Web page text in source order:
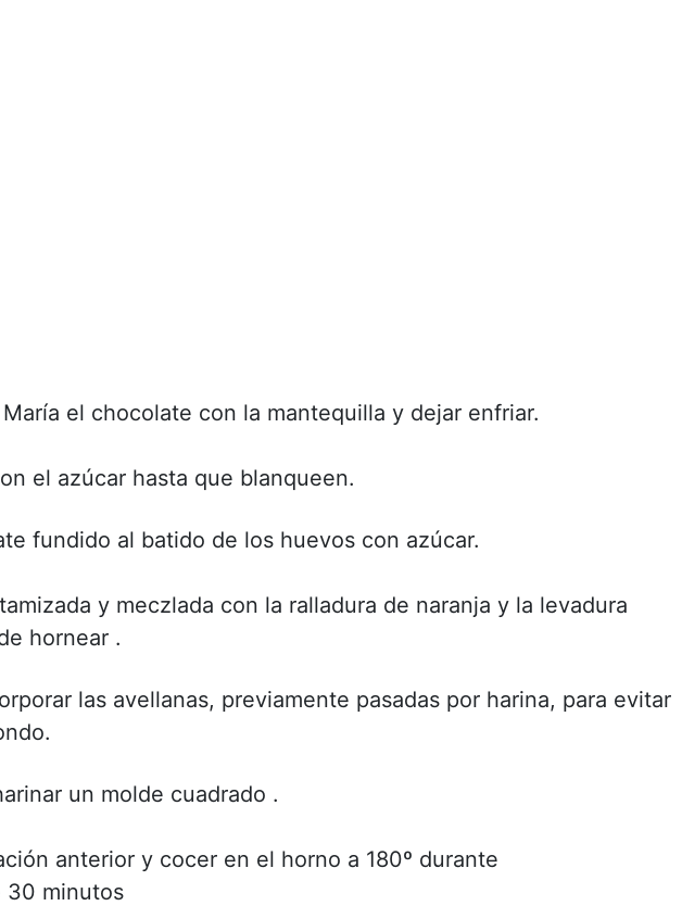
el chocolate con la mantequilla y dejar enfriar.
el azúcar hasta que blanqueen.
fundido al batido de los huevos con azúcar.
y meczlada con la ralladura de naranja y la levadura
hornear .
las avellanas, previamente pasadas por harina, para evitar
un molde cuadrado .
anterior y cocer en el horno a 180º durante
30 minutos